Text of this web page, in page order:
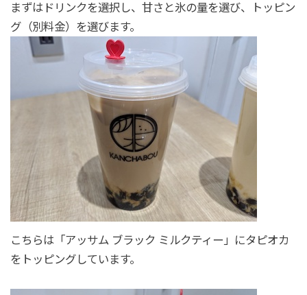
まずはドリンクを選択し、甘さと氷の量を選び、トッピン
グ（別料金）を選びます。
こちらは「アッサム ブラック ミルクティー」にタピオカ
をトッピングしています。